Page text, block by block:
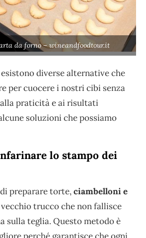
da forno – wineandfoodtour.it
diverse alternative che
per cuocere i nostri cibi senza
praticità e ai risultati
soluzioni che possiamo
lo stampo dei
preparare torte,ciambelloni e
vecchio trucco che non fallisce
sulla teglia. Questo metodo è